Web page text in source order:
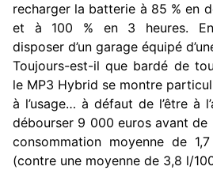
recharger la batterie à 85 % en
et à 100 % en 3 heures.
disposer d’un garage équipé
Toujours-est-il que bardé de
le MP3 Hybrid se montre
à l’usage… à défaut de l’être à
débourser 9 000 euros avant de
consommation moyenne de
(contre une moyenne de 3,8 l/